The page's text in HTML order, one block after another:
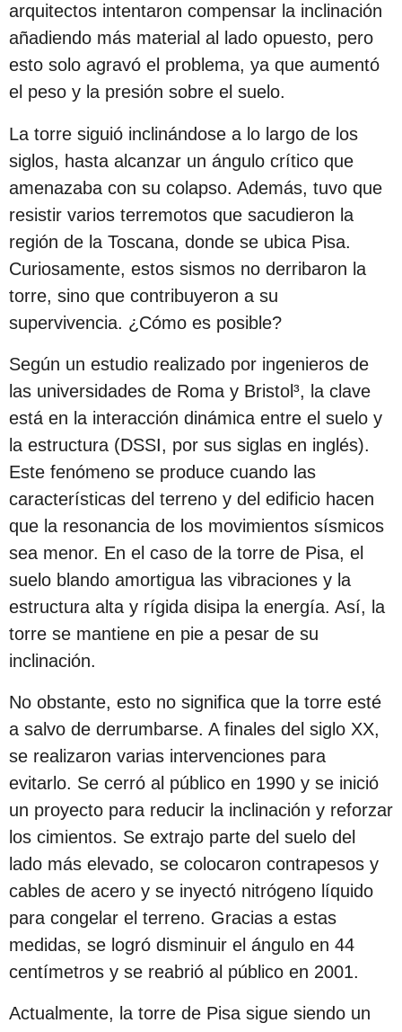
arquitectos intentaron compensar la inclinación
añadiendo más material al lado opuesto, pero
esto solo agravó el problema, ya que aumentó
el peso y la presión sobre el suelo.
La torre siguió inclinándose a lo largo de los
siglos, hasta alcanzar un ángulo crítico que
amenazaba con su colapso. Además, tuvo que
resistir varios terremotos que sacudieron la
región de la Toscana, donde se ubica Pisa.
Curiosamente, estos sismos no derribaron la
torre, sino que contribuyeron a su
supervivencia. ¿Cómo es posible?
Según un estudio realizado por ingenieros de
las universidades de Roma y Bristol³, la clave
está en la interacción dinámica entre el suelo y
la estructura (DSSI, por sus siglas en inglés).
Este fenómeno se produce cuando las
características del terreno y del edificio hacen
que la resonancia de los movimientos sísmicos
sea menor. En el caso de la torre de Pisa, el
suelo blando amortigua las vibraciones y la
estructura alta y rígida disipa la energía. Así, la
torre se mantiene en pie a pesar de su
inclinación.
No obstante, esto no significa que la torre esté
a salvo de derrumbarse. A finales del siglo XX,
se realizaron varias intervenciones para
evitarlo. Se cerró al público en 1990 y se inició
un proyecto para reducir la inclinación y reforzar
los cimientos. Se extrajo parte del suelo del
lado más elevado, se colocaron contrapesos y
cables de acero y se inyectó nitrógeno líquido
para congelar el terreno. Gracias a estas
medidas, se logró disminuir el ángulo en 44
centímetros y se reabrió al público en 2001.
Actualmente, la torre de Pisa sigue siendo un